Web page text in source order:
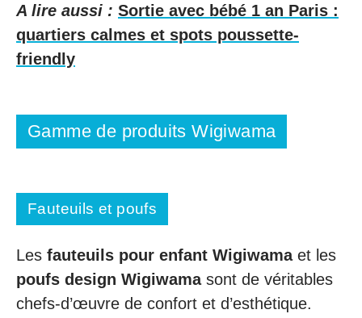
A lire aussi : Sortie avec bébé 1 an Paris :
quartiers calmes et spots poussette-
friendly
Gamme de produits Wigiwama
Fauteuils et poufs
Les fauteuils pour enfant Wigiwamaet les
poufs design Wigiwamasont de véritables
chefs-d’œuvre de confort et d’esthétique.